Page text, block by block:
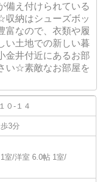
備え付けられている
納はシューズボッ
富なので、衣類や履
い土地での新しい暮
金井付近にあるお部
い☆素敵なお部屋を
０-１４
3分
室/洋室 6.0帖 1室/